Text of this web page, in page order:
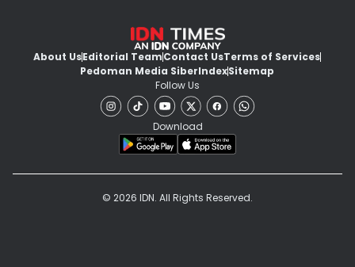
About UsEditorial TeamContact UsTerms of Services
Pedoman Media SiberIndexSitemap
Follow Us
Download
© 2026 IDN. All Rights Reserved.